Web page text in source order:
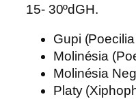
15- 30ºdGH.
Gupi
Molinésia
Molinésia
Platy